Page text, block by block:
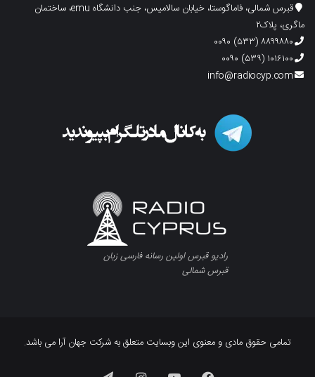
قبرس شمالی، فاماگوستا، خیابان سالامیس، جنب دانشگاه emu، ساختمان
ماگری، پلاک۲
۸۸۹۹۸۸۰ (۵۳۳) ۰۰۹۰
۱۰۱۶۱۰۰ (۵۳۹) ۰۰۹۰
info@radiocyp.com
رادیو قبرس اولین رسانه فارسی زبان
قبرس شمالی
تمامی حقوق مادی و معنوی این وبسایت متعلق به شرکت جهان آرا می باشد.